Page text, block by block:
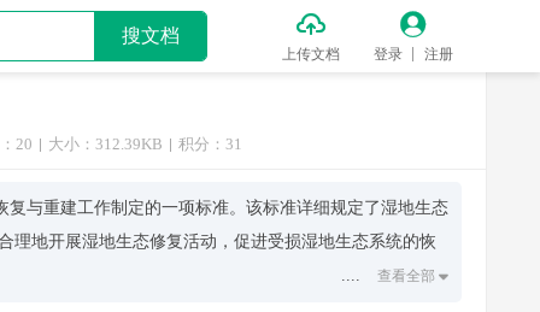
搜文档 
上传文档

登录 注册
20 大小：312.39KB 积分：31
与重建工作制定的一项标准。该标准详细规定了湿地生态
理地开展湿地生态修复活动，促进受损湿地生态系统的恢
.... 查看全部 